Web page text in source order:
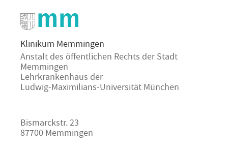
Klinikum Memmingen
Anstalt des öffentlichen Rechts der Stadt
Memmingen
Lehrkrankenhaus der
Ludwig-Maximilians-Universität München
Bismarckstr. 23
87700 Memmingen